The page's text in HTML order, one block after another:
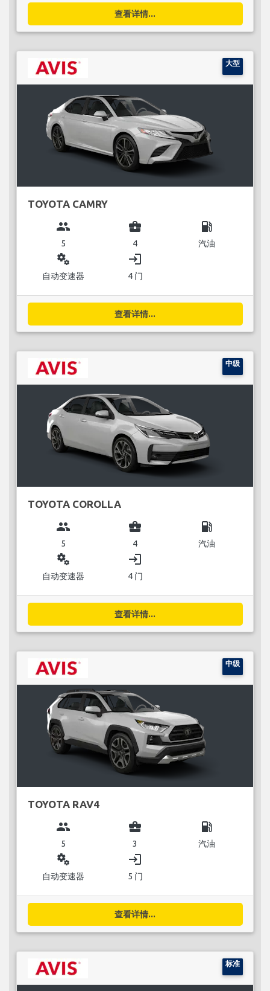
查看详情...
大型
TOYOTA CAMRY
group
5
business_center
4
local_gas_station
汽油
miscellaneous_services
自动变速器
login
4 门
查看详情...
中级
TOYOTA COROLLA
group
5
business_center
4
local_gas_station
汽油
miscellaneous_services
自动变速器
login
4 门
查看详情...
中级
TOYOTA RAV4
group
5
business_center
3
local_gas_station
汽油
miscellaneous_services
自动变速器
login
5 门
查看详情...
标准